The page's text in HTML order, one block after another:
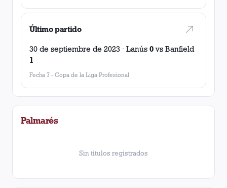
Último partido
30 de septiembre de 2023 · Lanús 0vs Banfield
1
Fecha 7 - Copa de la Liga Profesional
Palmarés
Sin títulos registrados